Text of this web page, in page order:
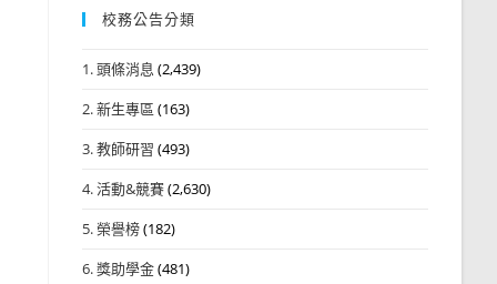
校務公告分類
1. 頭條消息 (2,439)
2. 新生專區 (163)
3. 教師研習 (493)
4. 活動&競賽(2,630)
5. 榮譽榜(182)
6. 獎助學金(481)